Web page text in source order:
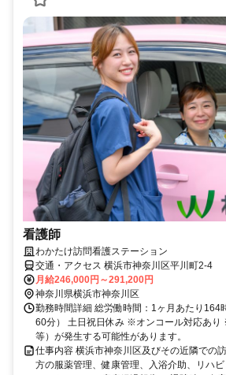
看護師
わかたけ訪問看護ステーション
交通・アクセス 横浜市神奈川区平川町2-4
月給246,000円～291,200円
神奈川県横浜市神奈川区
勤務時間詳細 総労働時間：1ヶ月あたり164
60分） 土日祝日休み ※オンコール対応あ
等）が発生する可能性があります。
仕事内容 横浜市神奈川区及びその近隣での
方の服薬管理、健康管理、入浴介助、リハ